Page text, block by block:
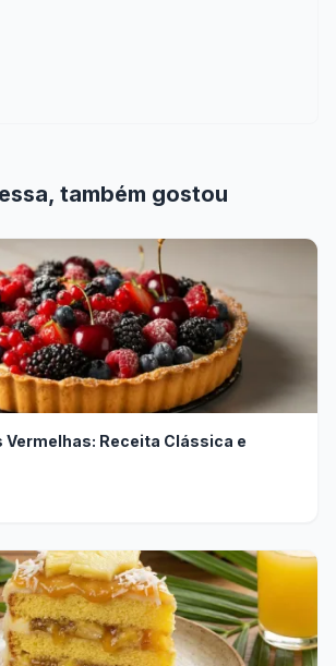
também gostou
Vermelhas: Receita Clássica e